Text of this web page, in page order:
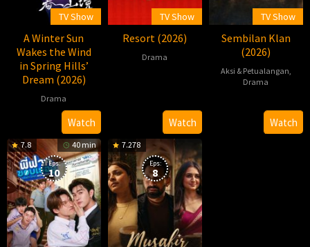
TV Show
A Winter Sun
Wakes the Wind
in Spring Hills’
Dream (2026)
Drama
2026-
06-
12
LizzyWatch
TV Show
Resort (2026)
Drama
13
Watch
TV Show
Sembilan Klan
(2026)
Aksi & Petualangan,
Drama
30
Watch
7.8 40 min
Eps:
10
7.278
Eps:
8